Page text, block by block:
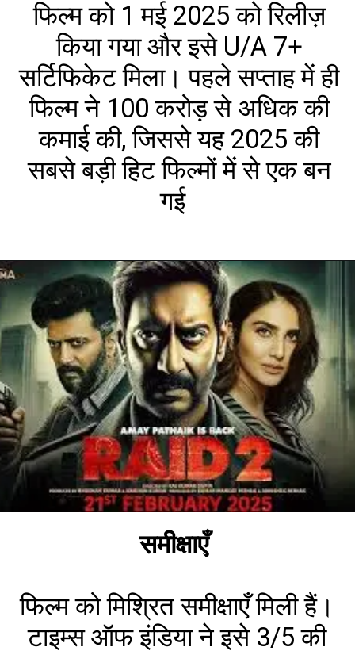
फिल्म को 1 मई 2025 को रिलीज़
किया गया और इसे U/A 7+
सर्टिफिकेट मिला। पहले सप्ताह में ही
फिल्म ने ₹100 करोड़ से अधिक की
कमाई की, जिससे यह 2025 की
सबसे बड़ी हिट फिल्मों में से एक बन
गई
समीक्षाएँ
फिल्म को मिश्रित समीक्षाएँ मिली हैं।
टाइम्स ऑफ इंडिया ने इसे 3/5 की